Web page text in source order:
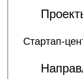
Стартап-